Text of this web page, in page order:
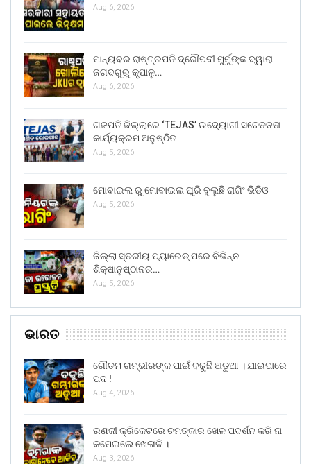
Aug 6, 2026
ମାନ୍ୟବର ରାଷ୍ଟ୍ରପତି ଦ୍ରୌପଦୀ ମୁର୍ମୁଙ୍କ ଦ୍ୱାରା
ଜଗଦଗୁରୁ କୃପାଳୁ…
Aug 6, 2026
ଗଜପତି ଜିଲ୍ଲାରେ ‘TEJAS’ ଉଦ୍ୟୋଗୀ ସଚେତନତା
କାର୍ଯ୍ୟକ୍ରମ ଅନୁଷ୍ଠିତ
Aug 5, 2026
ମୋବାଇଲ ରୁ ମୋବାଇଲ ଘୁରି ବୁଲୁଛି ରାଗିଂ ଭିଡିଓ
Aug 5, 2026
ଜିଲ୍ଲା ସ୍ତରୀୟ ପ୍ୟାରେଡ୍ ପରେ ବିଭିନ୍ନ
ଶିକ୍ଷାନୁଷ୍ଠାନର…
Aug 5, 2026
ଭାରତ
ଗୌତମ ଗମ୍ଭୀରଙ୍କ ପାଇଁ ବଢୁଛି ଅଡୁଆ । ଯାଇପାରେ
ପଦ !
Aug 4, 2026
ରଣଜୀ କ୍ରିକେଟରେ ଚମତ୍କାର ଖେଳ ପଦର୍ଶନ କରି ନା
କମେଇଲେ ଖେଳାଳି ।
Aug 3, 2026